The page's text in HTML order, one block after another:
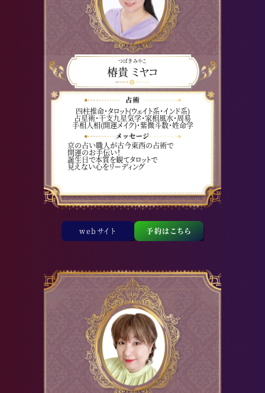
つばき みやこ
椿貴 ミヤコ
四柱推命・タロット(ウェイト系・インド系)
占星術・干支九星気学・家相風水・周易
手相人相(開運メイク)・紫微斗数・姓命学
京の占い職人が古今東西の占術で
開運のお手伝い！
誕生日で本質を観てタロットで
見えない心をリーディング
webサイト 予約はこちら